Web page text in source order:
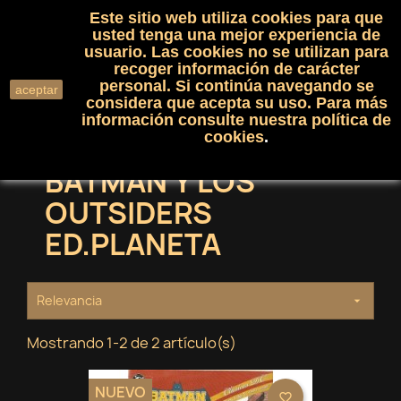
shopping_cart(0)

search
BATMAN Y LOS
OUTSIDERS
ED.PLANETA
Relevancia 
Mostrando 1-2 de 2 artículo(s)
NUEVO favorite_border
aceptar
Este sitio web utiliza cookies para que
usted tenga una mejor experiencia de
usuario. Las cookies no se utilizan para
recoger información de carácter
personal. Si continúa navegando se
considera que acepta su uso. Para más
información consulte nuestra política de
cookies.